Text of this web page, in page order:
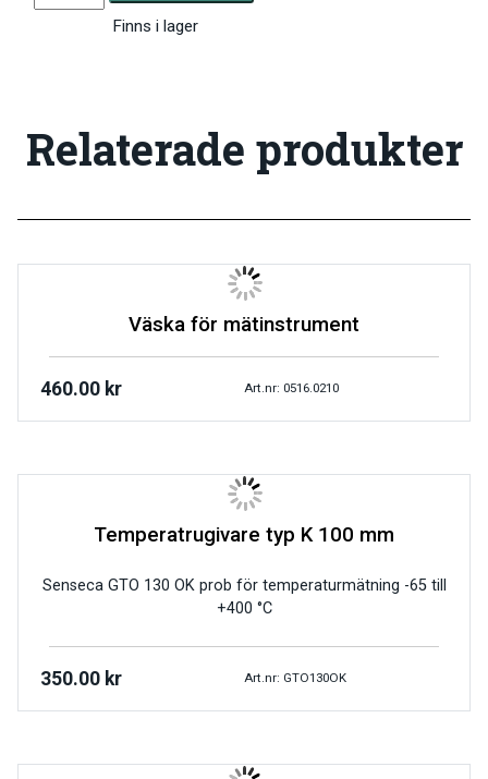
Finns i lager
Relaterade produkter
Väska för mätinstrument
460.00 kr Art.nr: 0516.0210
Temperatrugivare typ K 100 mm
Senseca GTO 130 OK prob för temperaturmätning -65 till
+400 °C
350.00 kr Art.nr: GTO130OK